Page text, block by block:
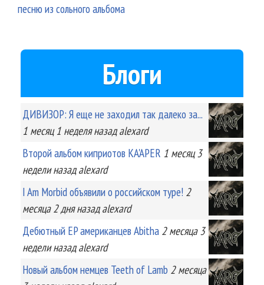
песню из сольного альбома
Блоги
ДИВИЗОР: Я еще не заходил так далеко за...
1 месяц 1 неделяназад alexard
Второй альбом киприотов KA'APER 1 месяц 3
неделиназад alexard
I Am Morbid объявили о российском туре! 2
месяца 2 дняназад alexard
Дебютный EP американцев Abitha 2 месяца 3
неделиназад alexard
Новый альбом немцев Teeth of Lamb 2 месяца